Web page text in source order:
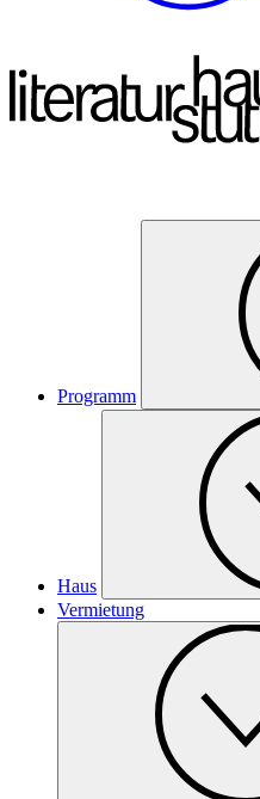
Programm
Haus
Vermietung